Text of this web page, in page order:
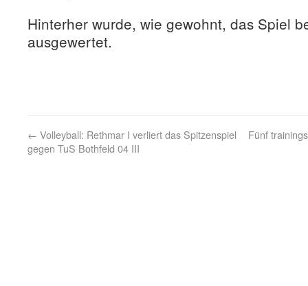
Hinterher wurde, wie gewohnt, das Spiel
ausgewertet.
← Volleyball: Rethmar I verliert das Spitzenspiel
gegen TuS Bothfeld 04 III
Fünf